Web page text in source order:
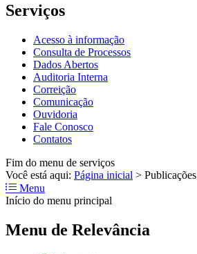
Serviços
Acesso à informação
Consulta de Processos
Dados Abertos
Auditoria Interna
Correição
Comunicação
Ouvidoria
Fale Conosco
Contatos
Fim do menu de serviços
Você está aqui: Página inicial > Publicações
Menu
Início do menu principal
Menu de Relevância